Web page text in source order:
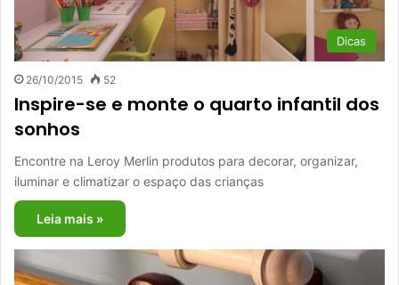
Dicas
26/10/2015 52
Inspire-se e monte o quarto infantil dos
sonhos
Encontre na Leroy Merlin produtos para decorar, organizar,
iluminar e climatizar o espaço das crianças
Leia mais »